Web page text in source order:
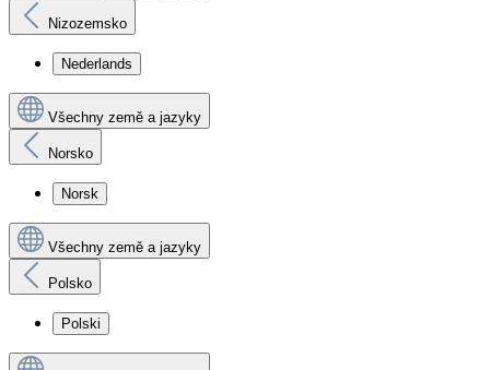
Nizozemsko
Nederlands
Všechny země a jazyky
Norsko
Norsk
Všechny země a jazyky
Polsko
Polski